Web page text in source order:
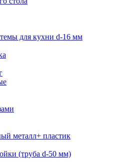
для кухни d-16 мм
металл+ пластик
(труба d-50 мм)